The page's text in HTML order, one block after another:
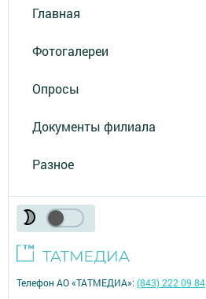
Главная
Фотогалереи
Опросы
Документы филиала
Разное
Телефон АО «ТАТМЕДИА»:(843) 222 09 84